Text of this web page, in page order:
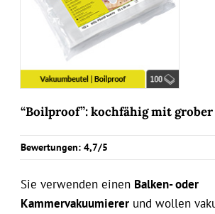
“Boilproof”: kochfähig mit
Bewertungen: 4,7/5
Sie verwenden einen Balken- oder
Kammervakuumierer und wollen